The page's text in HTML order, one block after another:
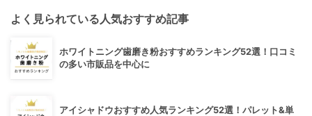
よく見られている人気おすすめ記事
ホワイトニング歯磨き粉おすすめランキング52選！口コミ
の多い市販品を中心に
アイシャドウおすすめ人気ランキング52選！パレット&単